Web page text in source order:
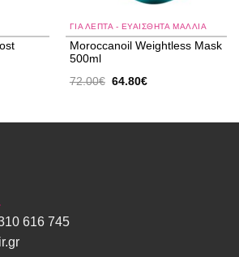
ΓΙΑ ΛΕΠΤΆ - ΕΥΑΊΣΘΗΤΑ ΜΑΛΛΙΆ
Moroccanoil Weightless Mask
500ml
72.00€ Original
64.80€Η
64.80€.
616 745